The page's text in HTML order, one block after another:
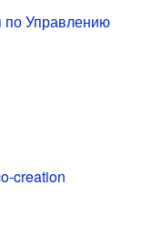
по Управлению
creation